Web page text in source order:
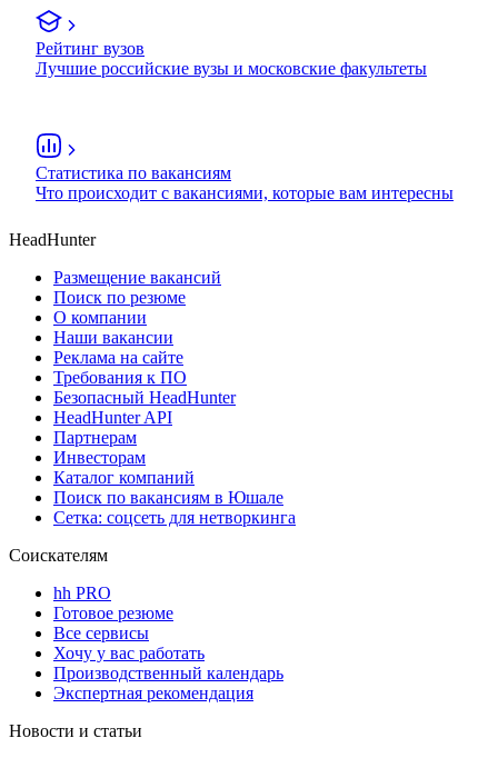
Рейтинг вузов
Лучшие российские вузы и московские факультеты
Статистика по вакансиям
Что происходит с вакансиями, которые вам интересны
HeadHunter
Размещение вакансий
Поиск по резюме
О компании
Наши вакансии
Реклама на сайте
Требования к ПО
Безопасный HeadHunter
HeadHunter API
Партнерам
Инвесторам
Каталог компаний
Поиск по вакансиям в Юшале
Сетка: соцсеть для нетворкинга
Соискателям
hh PRO
Готовое резюме
Все сервисы
Хочу у вас работать
Производственный календарь
Экспертная рекомендация
Новости и статьи